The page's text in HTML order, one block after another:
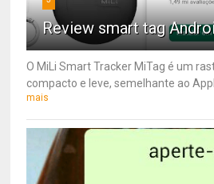
Review smart tag
O MiLi Smart Tracker MiTag é um
compacto e leve, semelhante ao
mais